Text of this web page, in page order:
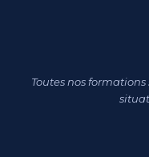
Toutes nos